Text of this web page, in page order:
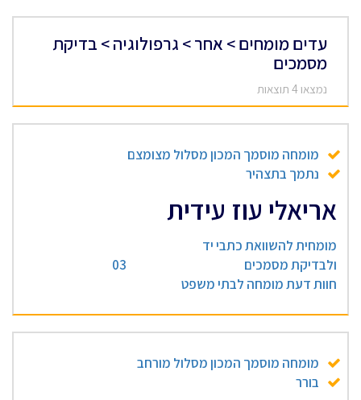
עדים מומחים > אחר > גרפולוגיה > בדיקת
מסמכים
נמצאו 4 תוצאות
מומחה מוסמך המכון מסלול מצומצם
נתמך בתצהיר
אריאלי עוז עידית
מומחית להשוואת כתבי יד
ולבדיקת מסמכים
חוות דעת מומחה לבתי משפט
03
מומחה מוסמך המכון מסלול מורחב
בורר